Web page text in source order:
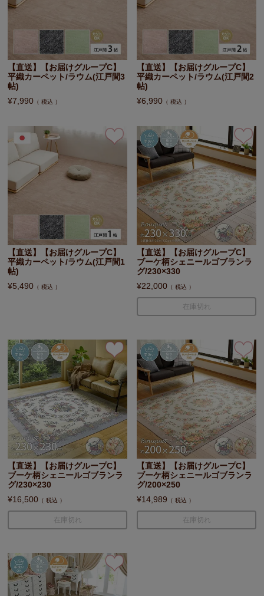
【直送】【お届けグループC】
平織カーペット/ラウム(江戸間3
帖)
¥7,990 税込
【直送】【お届けグループC】
平織カーペット/ラウム(江戸間2
帖)
¥6,990 税込
【直送】【お届けグループC】
平織カーペット/ラウム(江戸間1
帖)
¥5,490 税込
【直送】【お届けグループC】
ブーケ柄シェニールゴブランラ
グ/230×330
¥22,000 税込
在庫切れ
【直送】【お届けグループC】
ブーケ柄シェニールゴブランラ
グ/230×230
¥16,500 税込
在庫切れ
【直送】【お届けグループC】
ブーケ柄シェニールゴブランラ
グ/200×250
¥14,989 税込
在庫切れ